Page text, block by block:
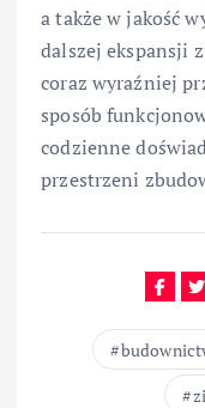
a także w jakość
dalszej ekspansji
coraz wyraźniej
sposób
codzienne
przestrzeni